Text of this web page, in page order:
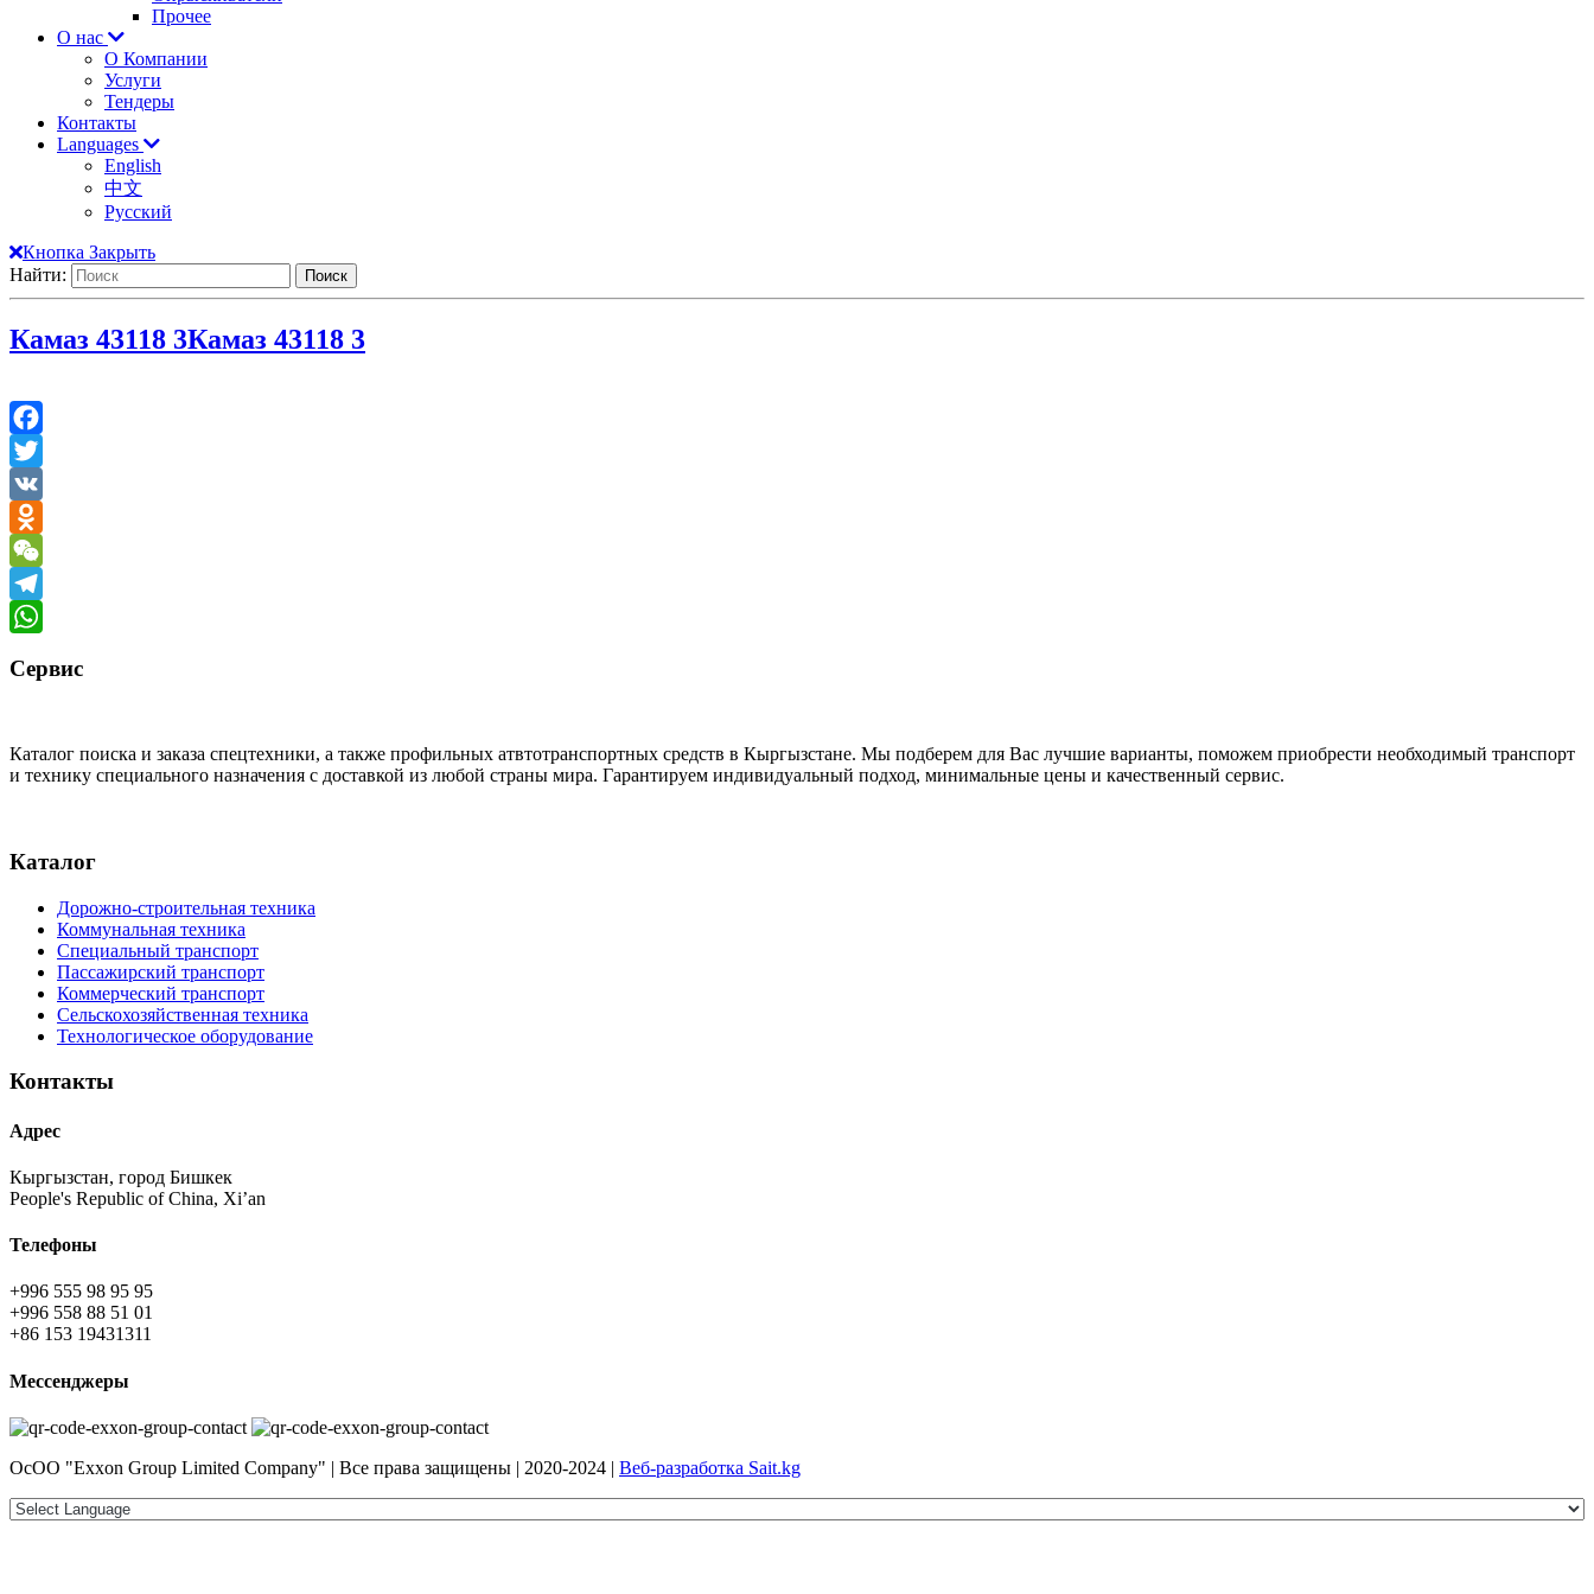
Прочее
О нас
О Компании
Услуги
Тендеры
Контакты
Languages
English
中文
Русский
Кнопка Закрыть
Найти:
Камаз 43118 3Камаз 43118 3
Facebook
Twitter
VK
Odnoklassniki
WeChat
Telegram
Сервис
Каталог поиска и заказа спецтехники, а также профильных атвтотранспортных средств в Кыргызстане. Мы подберем для Вас лучшие варианты, поможем приобрести необходимый транспорт
и технику специального назначения с доставкой из любой страны мира. Гарантируем индивидуальный подход, минимальные цены и качественный сервис.
Каталог
Дорожно-строительная техника
Коммунальная техника
Специальный транспорт
Пассажирский транспорт
Коммерческий транспорт
Сельскохозяйственная техника
Технологическое оборудование
Контакты
Адрес
Кыргызстан, город Бишкек
People's Republic of China, Xi’an
Телефоны
+996 555 98 95 95
+996 558 88 51 01
+86 153 19431311
Мессенджеры
ОсОО "Exxon Group Limited Company" | Все права защищены | 2020-2024 | Веб-разработка Sait.kg